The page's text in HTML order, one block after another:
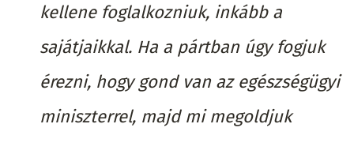
kellene foglalkozniuk, inkább a
sajátjaikkal. Ha a pártban úgy fogjuk
érezni, hogy gond van az egészségügyi
miniszterrel, majd mi megoldjuk